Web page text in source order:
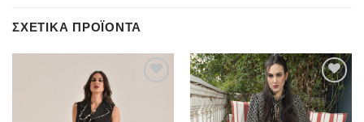
ΣΧΕΤΙΚΆ ΠΡΟΪΌΝΤΑ
Add to
wishlist